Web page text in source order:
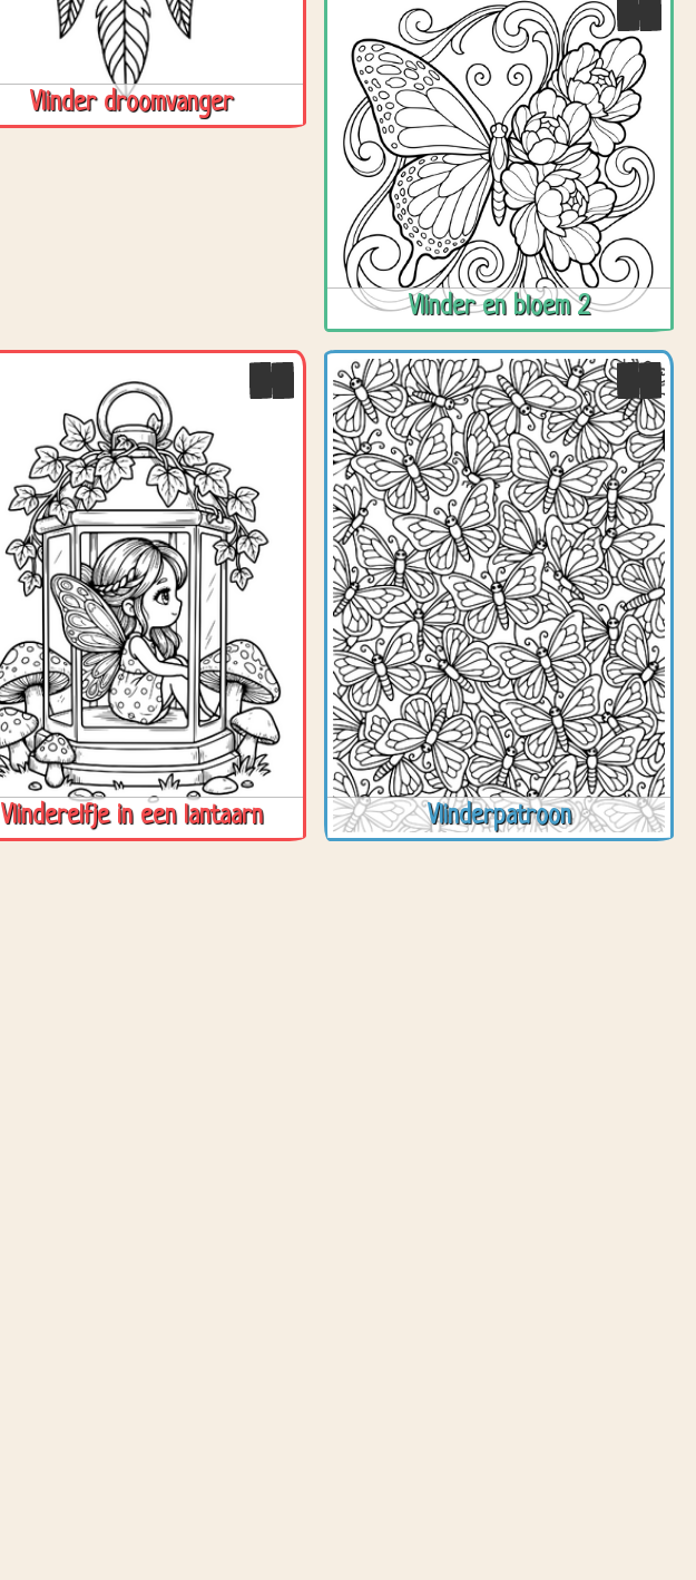
Vlinder droomvanger
Vlinder en bloem 2
Vlinderelfje in een lantaarn Vlinderpatroon